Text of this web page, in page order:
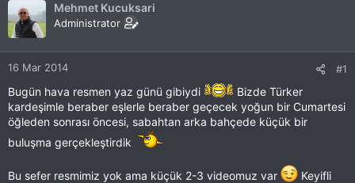
Mehmet Kucuksari
Administrator
16 Mar 2014 #1
Bugün hava resmen yaz günü gibiydi
Bizde Türker
kardeşimle beraber eşlerle beraber geçecek yoğun bir Cumartesi
öğleden sonrası öncesi, sabahtan arka bahçede küçük bir
buluşma gerçekleştirdik
Bu sefer resmimiz yok ama küçük 2-3 videomuz var
Keyifli